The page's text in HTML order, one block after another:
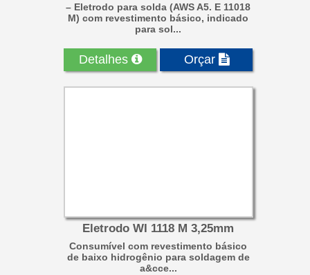
– Eletrodo para solda (AWS A5. E 11018
M) com revestimento básico, indicado
para sol...
Detalhes Orçar
Eletrodo WI 1118 M 3,25mm
Consumível com revestimento básico
de baixo hidrogênio para soldagem de
a&cce...